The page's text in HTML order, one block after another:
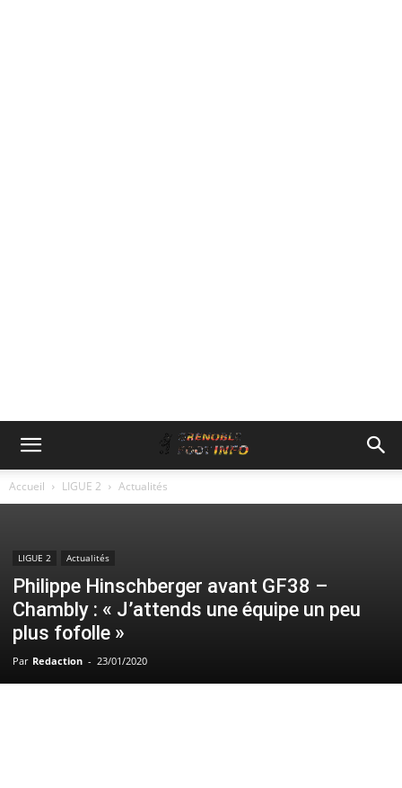
Accueil LIGUE 2 Actualités
LIGUE 2 Actualités
Philippe Hinschberger avant GF38 –
Chambly : « J’attends une équipe un peu
plus fofolle »
Par Redaction - 23/01/2020